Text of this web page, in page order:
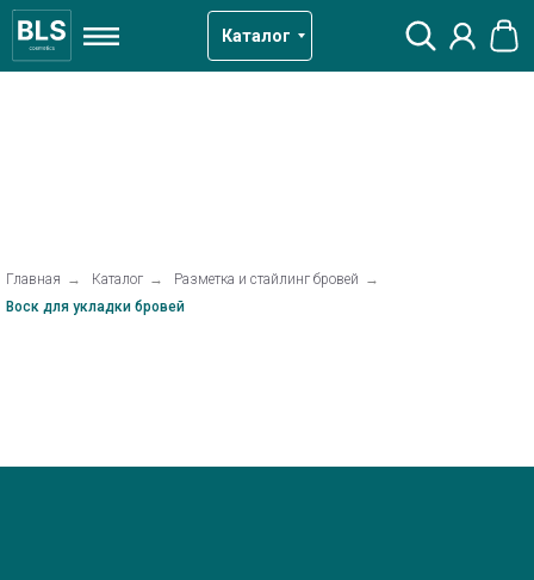
Каталог
Главная → Каталог → Разметка и стайлинг бровей →
Воск для укладки бровей